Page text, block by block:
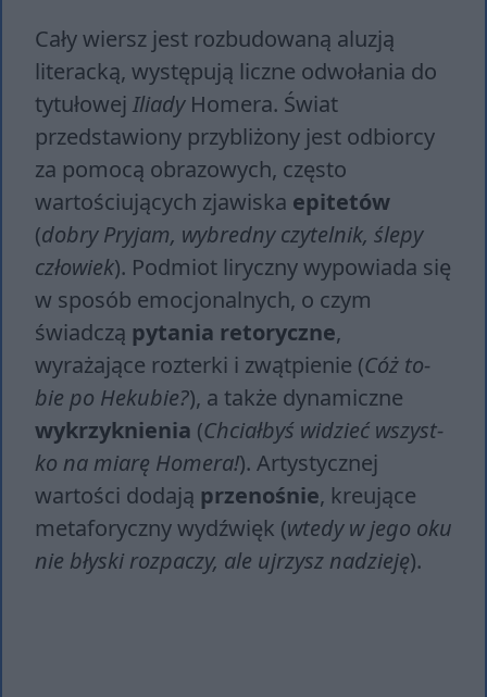
Cały wiersz jest rozbudowaną aluzją
literacką, występują liczne odwołania do
tytułowej IliadyHomera. Świat
przedstawiony przybliżony jest odbiorcy
za pomocą obrazowych, często
wartościujących zjawiska epitetów
(dobry Pryjam, wybredny czytelnik, ślepy
człowiek). Podmiot liryczny wypowiada się
w sposób emocjonalnych, o czym
świadczą pytania retoryczne,
wyrażające rozterki i zwątpienie (Cóż to­
bie po He­ku­bie?), a także dynamiczne
wykrzyknienia (Chciał­byś wi­dzieć wszyst­
ko na mia­rę Ho­me­ra!). Artystycznej
wartości dodają przenośnie, kreujące
metaforyczny wydźwięk (wte­dy w jego oku
nie bły­ski roz­pa­czy, ale uj­rzysz na­dzie­ję).